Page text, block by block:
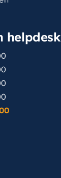
helpdesk